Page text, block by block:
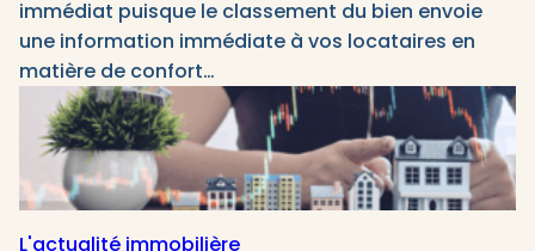
immédiat puisque le classement du bien envoie
une information immédiate à vos locataires en
matière de confort…
L'actualité immobilière